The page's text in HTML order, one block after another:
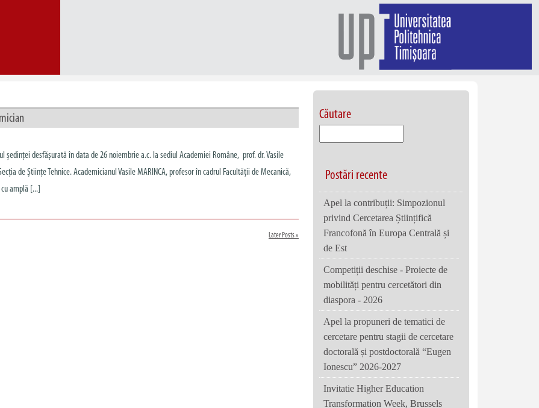
ședinței desfășurată în data de 26 noiembrie a.c. la sediul Academiei Române, prof. dr. Vasile
de Științe Tehnice. Academicianul Vasile MARINCA, profesor în cadrul Facultății de Mecanică,
amplă [...]
Later Posts »
Căutare
Postări recente
Apel la contribuții: Simpozionul
privind Cercetarea Științifică
Francofonă în Europa Centrală și
de Est
Competiții deschise - Proiecte de
mobilități pentru cercetători din
diaspora - 2026
Apel la propuneri de tematici de
cercetare pentru stagii de cercetare
doctorală și postdoctorală “Eugen
Ionescu” 2026-2027
Invitatie Higher Education
Transformation Week, Brussels